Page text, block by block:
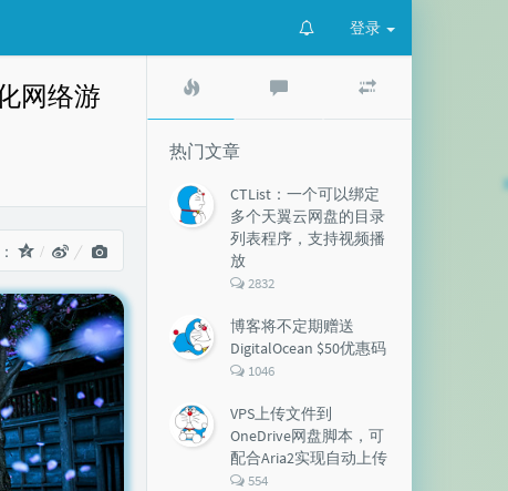
登录
网络游
文
章
评
文
热门文章
CTList：一个可以绑定
多个天翼云网盘的目录
列表程序，支持视频播
放
评
数：
2832
博客将不定期赠送
DigitalOcean $50优惠码
评
数：
1046
VPS上传文件到
OneDrive网盘脚本，可
配合Aria2实现自动上传
评
554